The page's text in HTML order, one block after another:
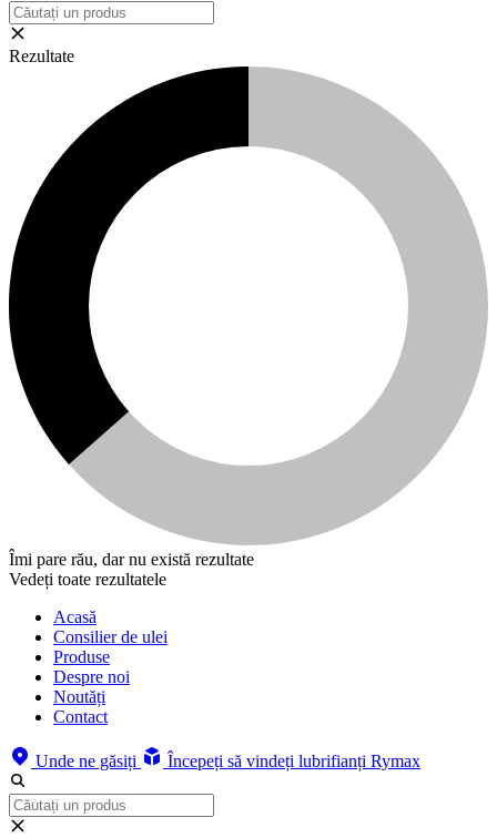
Rezultate
Îmi pare rău, dar nu există rezultate
Vedeți toate rezultatele
Acasă
Consilier de ulei
Produse
Despre noi
Noutăți
Contact
Unde ne găsiți Începeți să vindeți lubrifianți Rymax